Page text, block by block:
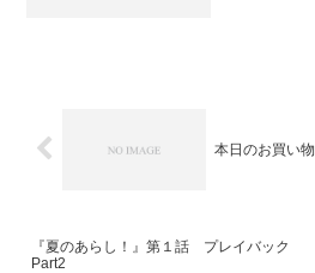
本日のお買い物
『夏のあらし！』第１話 プレイバック
Part2